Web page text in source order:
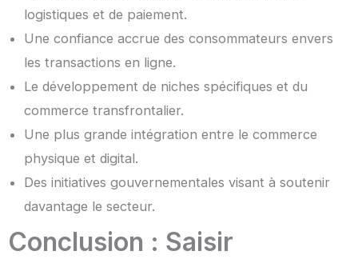
logistiques et de paiement.
Une confiance accrue des consommateurs envers
les transactions en ligne.
Le développement de niches spécifiques et du
commerce transfrontalier.
Une plus grande intégration entre le commerce
physique et digital.
Des initiatives gouvernementales visant à soutenir
davantage le secteur.
Conclusion : Saisir